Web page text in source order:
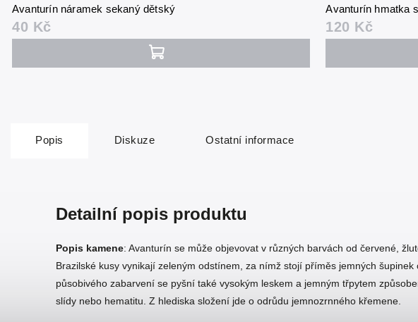
Avanturín náramek sekaný dětský
40 Kč
Avanturín hmatka
120 Kč
Popis Diskuze Ostatní informace
Detailní popis produktu
Popis kamene: Avanturín se může objevovat v různých barvách od červené,
Brazilské kusy vynikají zeleným odstínem, za nímž stojí příměs jemných
působivého zabarvení se pyšní také vysokým leskem a jemným třpytem
slídy nebo hematitu. Z hlediska složení jde o odrůdu jemnozrnného křemene.